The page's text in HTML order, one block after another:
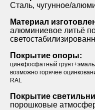
Сталь, чугунное/
Материал
алюминиевое литьё
Покрытие опоры:
цинкфосфатный
возможно горячее
RAL
Покрытие
порошковые